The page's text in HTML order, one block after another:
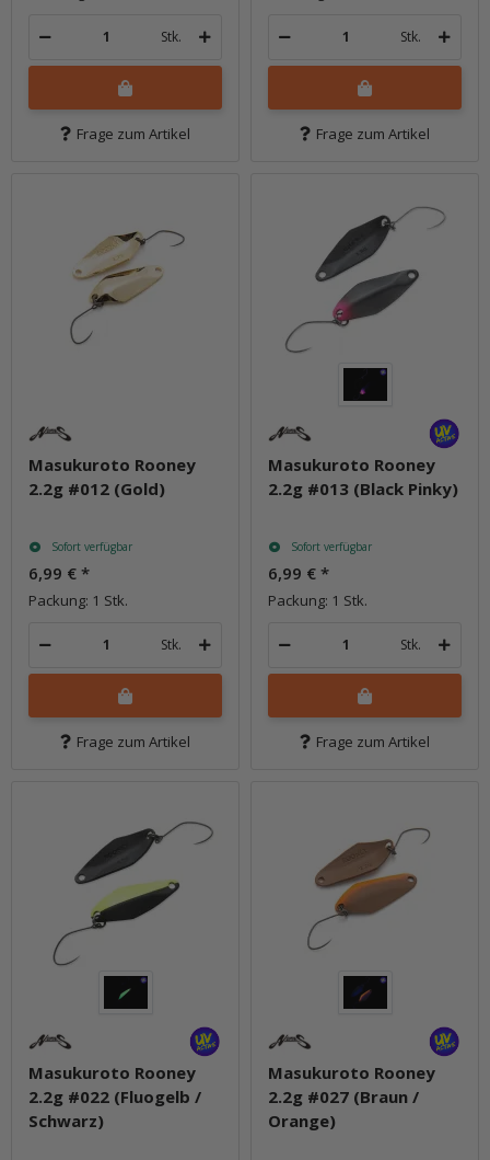
Stk.
Frage zum Artikel
Stk.
Frage zum Artikel
Masukuroto Rooney
2.2g #012 (Gold)
Sofort verfügbar
6,99 € *
Packung: 1 Stk.
Stk.
Frage zum Artikel
Masukuroto Rooney
2.2g #013 (Black Pinky)
Sofort verfügbar
6,99 € *
Packung: 1 Stk.
Stk.
Frage zum Artikel
Masukuroto Rooney
2.2g #022 (Fluogelb /
Schwarz)
Masukuroto Rooney
2.2g #027 (Braun /
Orange)